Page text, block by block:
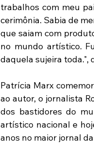
trabalhos com meu
cerimônia. Sabia de
que saiam com
no mundo artístico.
daquela sujeira toda.",
Patrícia Marx
ao autor, o jornalista
dos bastidores do
artístico nacional e
anos no maior jornal